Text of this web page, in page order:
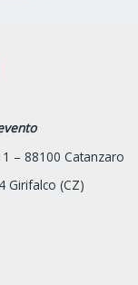
– 88100 Catanzaro
Girifalco (CZ)